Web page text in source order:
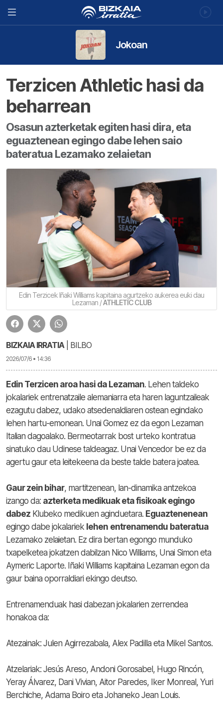
Jokoan
Terzicen Athletic hasi da
beharrean
Osasun azterketak egiten hasi dira, eta
eguaztenean egingo dabe lehen saio
bateratua Lezamako zelaietan
Edin Terzicek Iñaki Williams kapitaina agurtzeko aukerea euki dau
Lezaman /ATHLETIC CLUB
BIZKAIA IRRATIA | BILBO
2026/07/6 • 14:36
Edin Terzicen aroa hasi da Lezaman. Lehen taldeko
jokalariek entrenatzaile alemaniarra eta haren laguntzaileak
ezagutu dabez, udako atsedenaldiaren ostean egindako
lehen hartu-emonean. Unai Gomez ez da egon Lezaman
Italian dagoalako. Bermeotarrak bost urteko kontratua
sinatuko dau Udinese taldeagaz. Unai Vencedor be ez da
agertu gaur eta leitekeena da beste talde batera joatea.
Gaur zein bihar, martitzenean, lan-dinamika antzekoa
izango da: azterketa medikuak eta fisikoak egingo
dabez Klubeko medikuen aginduetara. Eguaztenenean
egingo dabe jokalariek lehen entrenamendu bateratua
Lezamako zelaietan. Ez dira bertan egongo munduko
txapelketea jokatzen dabilzan Nico Williams, Unai Simon eta
Aymeric Laporte. Iñaki Williams kapitaina Lezaman egon da
gaur baina oporraldiari ekingo deutso.
Entrenamenduak hasi dabezan jokalarien zerrendea
honakoa da:
Atezainak: Julen Agirrezabala, Alex Padilla eta Mikel Santos.
Atzelariak: Jesús Areso, Andoni Gorosabel, Hugo Rincón,
Yeray Álvarez, Dani Vivian, Aitor Paredes, Iker Monreal, Yuri
Berchiche, Adama Boiro eta Johaneko Jean Louis.